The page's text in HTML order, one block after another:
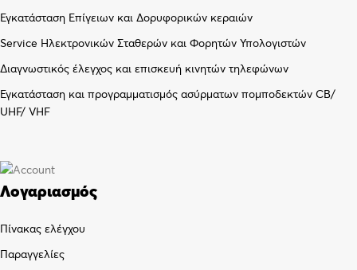
Εγκατάσταση Επίγειων και Δορυφορικών κεραιών
Service Ηλεκτρονικών Σταθερών και Φορητών Υπολογιστών
Διαγνωστικός έλεγχος και επισκευή κινητών τηλεφώνων
Εγκατάσταση και προγραμματισμός ασύρματων πομποδεκτών CB/
UHF/ VHF
Λογαριασμός
Πίνακας ελέγχου
Παραγγελίες